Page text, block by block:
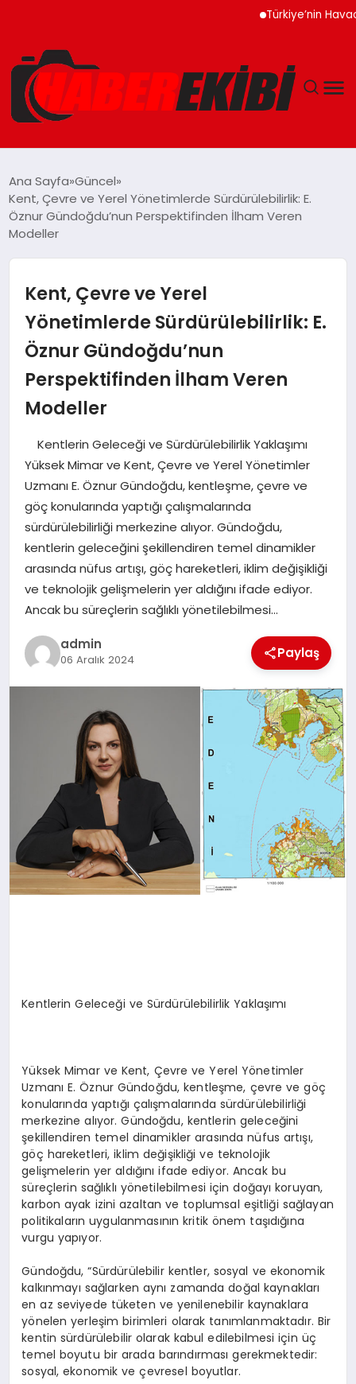
Türkiye’nin Havacılık
GÜNCEL
EKONOMI
MAGAZIN
SAĞLIK
SPOR
TEKNOLOJI
YAŞAM
Ana Sayfa Güncel
Kent, Çevre ve Yerel Yönetimlerde Sürdürülebilirlik: E.
Öznur Gündoğdu’nun Perspektifinden İlham Veren
Modeller
Kent, Çevre ve Yerel
Yönetimlerde Sürdürülebilirlik: E.
Öznur Gündoğdu’nun
Perspektifinden İlham Veren
Modeller
Kentlerin Geleceği ve Sürdürülebilirlik Yaklaşımı
Yüksek Mimar ve Kent, Çevre ve Yerel Yönetimler
Uzmanı E. Öznur Gündoğdu, kentleşme, çevre ve
göç konularında yaptığı çalışmalarında
sürdürülebilirliği merkezine alıyor. Gündoğdu,
kentlerin geleceğini şekillendiren temel dinamikler
arasında nüfus artışı, göç hareketleri, iklim değişikliği
ve teknolojik gelişmelerin yer aldığını ifade ediyor.
Ancak bu süreçlerin sağlıklı yönetilebilmesi…
admin
06 Aralık 2024 Paylaş
Kentlerin Geleceği ve Sürdürülebilirlik Yaklaşımı
Yüksek Mimar ve Kent, Çevre ve Yerel Yönetimler
Uzmanı E. Öznur Gündoğdu, kentleşme, çevre ve göç
konularında yaptığı çalışmalarında sürdürülebilirliği
merkezine alıyor. Gündoğdu, kentlerin geleceğini
şekillendiren temel dinamikler arasında nüfus artışı,
göç hareketleri, iklim değişikliği ve teknolojik
gelişmelerin yer aldığını ifade ediyor. Ancak bu
süreçlerin sağlıklı yönetilebilmesi için doğayı koruyan,
karbon ayak izini azaltan ve toplumsal eşitliği sağlayan
politikaların uygulanmasının kritik önem taşıdığına
vurgu yapıyor.
Gündoğdu, “Sürdürülebilir kentler, sosyal ve ekonomik
kalkınmayı sağlarken aynı zamanda doğal kaynakları
en az seviyede tüketen ve yenilenebilir kaynaklara
yönelen yerleşim birimleri olarak tanımlanmaktadır. Bir
kentin sürdürülebilir olarak kabul edilebilmesi için üç
temel boyutu bir arada barındırması gerekmektedir:
sosyal, ekonomik ve çevresel boyutlar.